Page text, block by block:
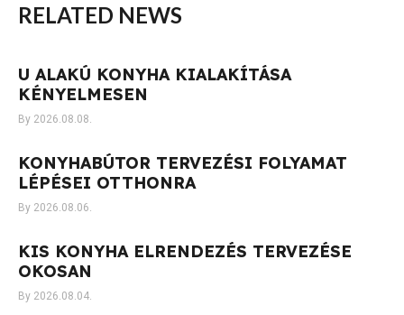
RELATED NEWS
U ALAKÚ KONYHA KIALAKÍTÁSA
KÉNYELMESEN
2026.08.08.
KONYHABÚTOR TERVEZÉSI FOLYAMAT
LÉPÉSEI OTTHONRA
2026.08.06.
KIS KONYHA ELRENDEZÉS TERVEZÉSE
OKOSAN
2026.08.04.